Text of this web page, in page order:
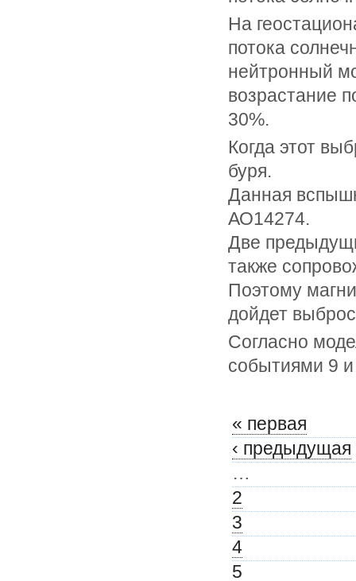
На
потока
нейтронный
возрастание
30%.
Когда этот
буря.
Данная
АО14274.
Две
также
Поэтому
дойдет
Согласно
событиями 9
« первая
‹ предыдущая
…
2
3
4
5